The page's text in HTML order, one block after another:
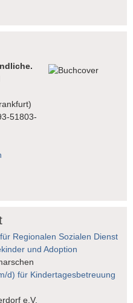
51803-
Regionalen Sozialen Dienst
und Adoption
d) für Kindertages­betreuung
e.V.